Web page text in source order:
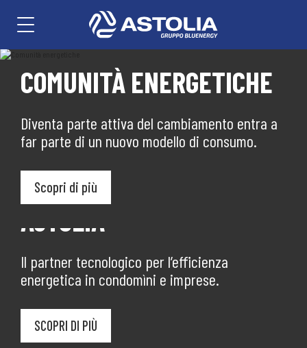
CONDOMÌNI
Riqualificazione ed efficienza energetica per
condomini a impatto ambientale zero.
SCOPRI I SERVIZI
ASTOLIA
Il partner tecnologico per l’efficienza
energetica in condomìni e imprese.
SCOPRI DI PIÙ
COMUNITÀ ENERGETICHE
Diventa parte attiva del cambiamento entra a
far parte di un nuovo modello di consumo.
Scopri di più
GESTIONE CALORE
Il servizio chiavi in mano per la gestione
efficiente degli impianti termici.
VAI AL SERVIZIO
CONDOMÌNI
Riqualificazione ed efficienza energetica per
condomini a impatto ambientale zero.
SCOPRI I SERVIZI
ASTOLIA
Il partner tecnologico per l’efficienza
energetica in condomìni e imprese.
SCOPRI DI PIÙ